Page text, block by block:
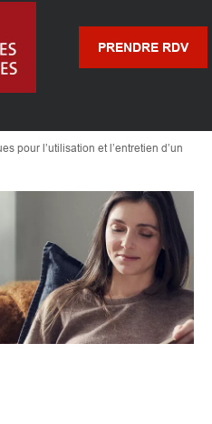
PRENDRE RDV
pour l’utilisation et l’entretien d’un